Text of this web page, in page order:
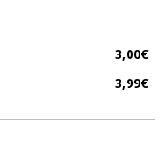
3,00€
3,99€